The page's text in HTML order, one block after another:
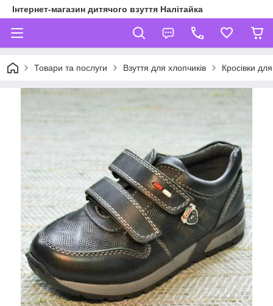
Інтернет-магазин дитячого взуття Налітайка
Товари та послуги Взуття для хлопчиків Кросівки